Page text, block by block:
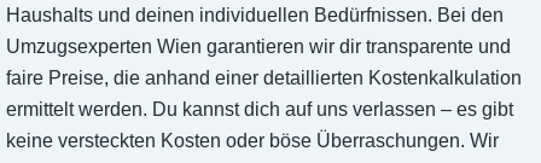
Haushalts und deinen individuellen Bedürfnissen. Bei den
Umzugsexperten Wien garantieren wir dir transparente und
faire Preise, die anhand einer detaillierten Kostenkalkulation
ermittelt werden. Du kannst dich auf uns verlassen – es gibt
keine versteckten Kosten oder böse Überraschungen. Wir